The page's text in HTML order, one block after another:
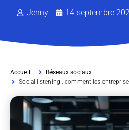
Jenny 14 septembre
Accueil
Réseaux sociaux
Social listening : comment les